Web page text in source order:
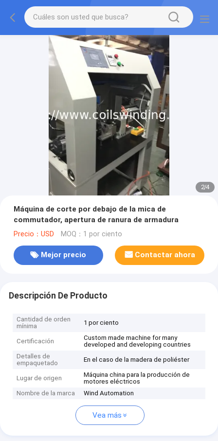
3/4
Máquina de corte por debajo de la mica de
commutador, apertura de ranura de armadura
Precio：USD MOQ：1 por ciento
Mejor precio Contactar ahora
Descripción De Producto
Cantidad de orden
mínima
1 por ciento
Certificación
Custom made machine for many
developed and developing countries
Detalles de
empaquetado
En el caso de la madera de poliéster
Lugar de origen
Máquina china para la producción de
motores eléctricos
Nombre de la marca
Wind Automation
Vea más